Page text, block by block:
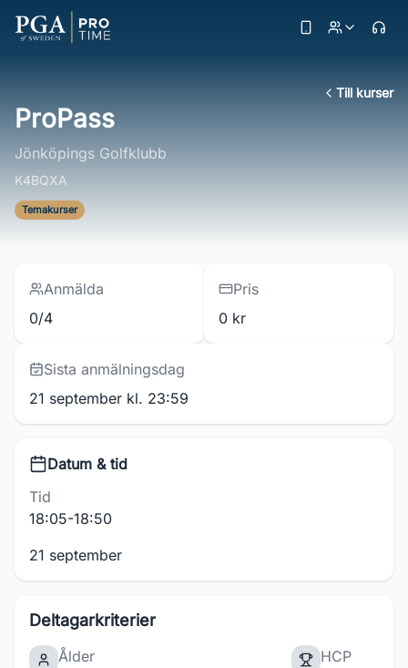
Till kurser
ProPass
Jönköpings Golfklubb
K4BQXA
Temakurser
Anmälda
0/4
Pris
0 kr
Sista anmälningsdag
21 september kl. 23:59
Datum & tid
Tid
18:05-18:50
21 september
Deltagarkriterier
Ålder
HCP